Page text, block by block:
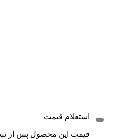
استعلام قیمت
قیمت این محصول پس از